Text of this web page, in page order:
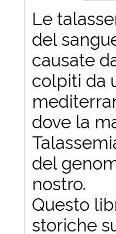
Le
del
causate
colpiti da
dove la
del
nostro.
Questo
storiche